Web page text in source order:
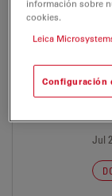
SOFTWARE
Jul
información sobre
cookies.
Leica
Configuración